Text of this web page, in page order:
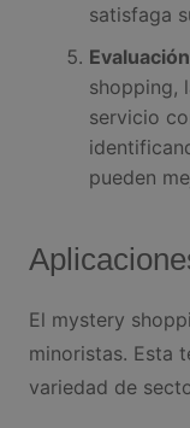
satisfaga
shopping,
servicio
pueden
El mystery
minoristas. Esta
variedad de